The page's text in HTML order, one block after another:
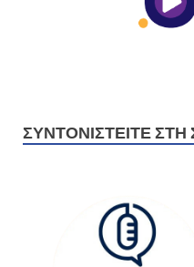
ΣΥΝΤΟΝΙΣΤΕΊΤΕ